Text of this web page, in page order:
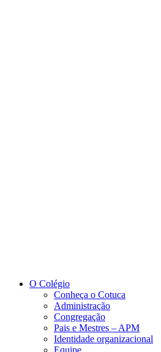
O Colégio
Conheça o Cotuca
Administração
Congregação
Pais e Mestres – APM
Identidade organizacional
Equipe